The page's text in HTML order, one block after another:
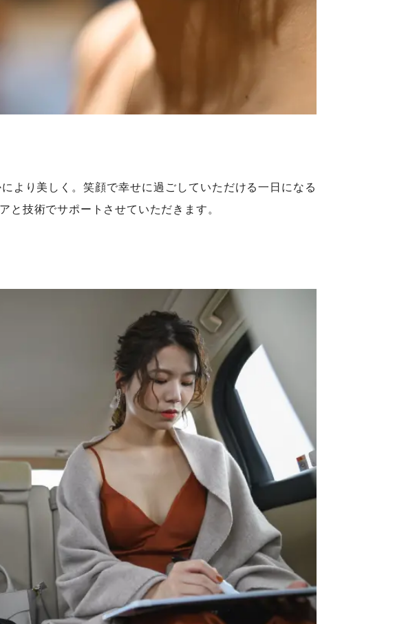
より美しく。笑顔で幸せに過ごしていただける一日になる
と技術でサポートさせていただきます。